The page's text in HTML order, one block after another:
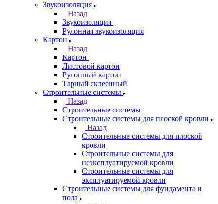
Звукоизоляция
Назад
Звукоизоляция
Рулонная звукоизоляция
Картон
Назад
Картон
Листовой картон
Рулонный картон
Тарный склеенный
Строительные системы
Назад
Строительные системы
Строительные системы для плоской кровли
Назад
Строительные системы для плоской
кровли
Строительные системы для
неэксплуатируемой кровли
Строительные системы для
эксплуатируемой кровли
Строительные системы для фундамента и
пола